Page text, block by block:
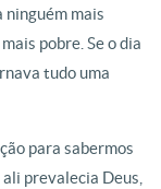
ninguém mais
pobre. Se o dia
tudo uma
para sabermos
prevalecia Deus,